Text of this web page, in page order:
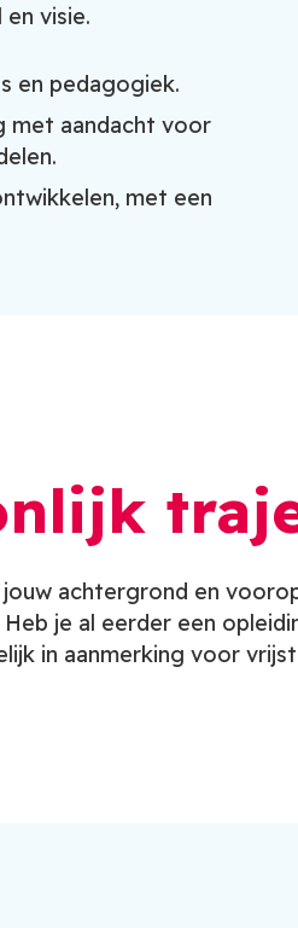
visie.
en pedagogiek.
met aandacht voor
met een
achtergrond en
Heb je al eerder een
in aanmerking voor